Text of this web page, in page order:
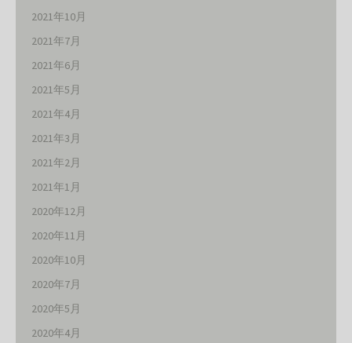
2021年10月
2021年7月
2021年6月
2021年5月
2021年4月
2021年3月
2021年2月
2021年1月
2020年12月
2020年11月
2020年10月
2020年7月
2020年5月
2020年4月